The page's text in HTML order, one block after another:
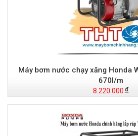
Máy bơm nước chạy xăng Honda
670l/m
8.220.000